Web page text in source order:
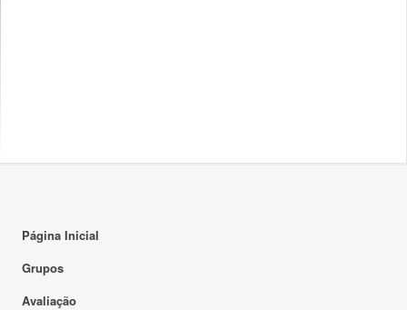
Página Inicial
Grupos
Avaliação